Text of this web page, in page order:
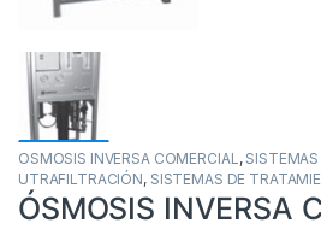
OSMOSIS INVERSA COMERCIAL,
UTRAFILTRACIÓN, SISTEMAS DE
ÓSMOSIS INVERSA